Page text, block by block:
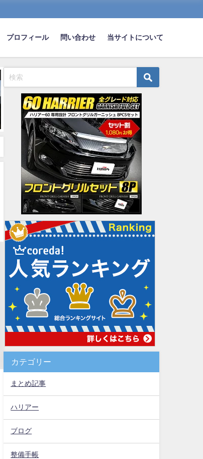
プロフィール 問い合わせ 当サイトについて
【悲報】車のナンバー「·358」に
してるやつｗｗｗｗｗｗ
2025-06-25
日産「じゃあなホンダ、売
車を作るしか能がない凡愚
2025-02-06
カテゴリー
まとめ記事
ハリアー
ブログ
整備手帳